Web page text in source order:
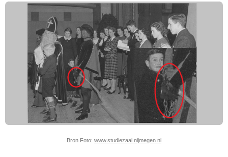
Bron Foto: www.studiezaal.nijmegen.nl